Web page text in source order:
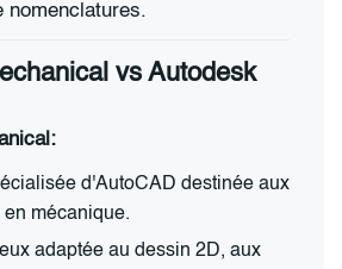
nomenclatures.
vs Autodesk
d'AutoCAD destinée aux
mécanique.
adaptée au dessin 2D, aux